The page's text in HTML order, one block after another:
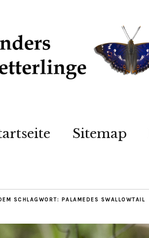
Sitemap
SCHLAGWORT: PALAMEDES SWALLOWTAIL